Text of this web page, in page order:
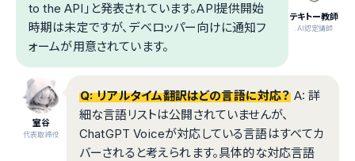
テキトー教師
.AI認定講師
to the API」と発表されています。API提供開始
時期は未定ですが、デベロッパー向けに通知フ
ォームが用意されています。
室谷
代表取締役
Q: リアルタイム翻訳はどの言語に対応？A: 詳
細な言語リストは公開されていませんが、
ChatGPT Voiceが対応している言語はすべてカ
バーされると考えられます。具体的な対応言語